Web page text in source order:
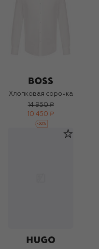
Хлопковая сорочка
14 950 ₽
10 450 ₽
-30%